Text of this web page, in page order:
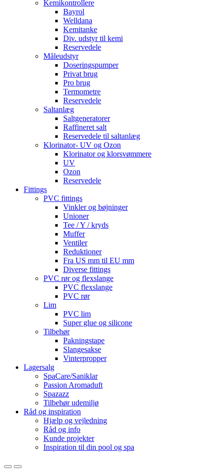
Kemikontrollere
Bayrol
Welldana
Kemitanke
Div. udstyr til kemi
Reservedele
Måleudstyr
Doseringspumper
Privat brug
Pro brug
Termometre
Reservedele
Saltanlæg
Saltgeneratorer
Raffineret salt
Reservedele til saltanlæg
Klorinator- UV og Ozon
Klorinator og klorsvømmere
UV
Ozon
Reservedele
Fittings
PVC fittings
Vinkler og bøjninger
Unioner
Tee / Y / kryds
Muffer
Ventiler
Reduktioner
Fra US mm til EU mm
Diverse fittings
PVC rør og flexslange
PVC flexslange
PVC rør
Lim
PVC lim
Super glue og silicone
Tilbehør
Pakningstape
Slangesakse
Vinterpropper
Lagersalg
SpaCare/Saniklar
Passion Aromaduft
Spazazz
Tilbehør udemiljø
Råd og inspiration
Hjælp og vejledning
Råd og info
Kunde projekter
Inspiration til din pool og spa
OpenClose